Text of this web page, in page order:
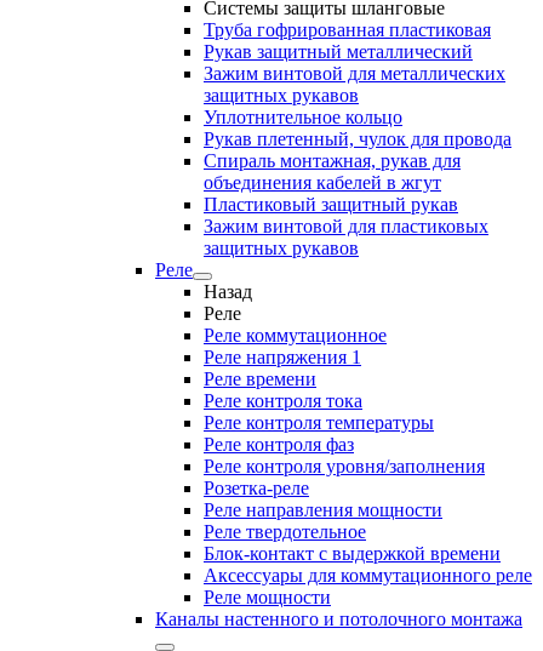
Системы защиты шланговые
Труба гофрированная пластиковая
Рукав защитный металлический
Зажим винтовой для металлических
защитных рукавов
Уплотнительное кольцо
Рукав плетенный, чулок для провода
Спираль монтажная, рукав для
объединения кабелей в жгут
Пластиковый защитный рукав
Зажим винтовой для пластиковых
защитных рукавов
Реле
Назад
Реле
Реле коммутационное
Реле напряжения 1
Реле времени
Реле контроля тока
Реле контроля температуры
Реле контроля фаз
Реле контроля уровня/заполнения
Розетка-реле
Реле направления мощности
Реле твердотельное
Блок-контакт с выдержкой времени
Аксессуары для коммутационного реле
Реле мощности
Каналы настенного и потолочного монтажа